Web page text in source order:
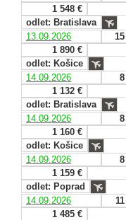
1 548 €
odlet: Bratislava
13.09.2026
1 890 €
odlet: Košice
14.09.2026
1 132 €
odlet: Bratislava
14.09.2026
1 160 €
odlet: Košice
14.09.2026
1 159 €
odlet: Poprad
14.09.2026
1 485 €